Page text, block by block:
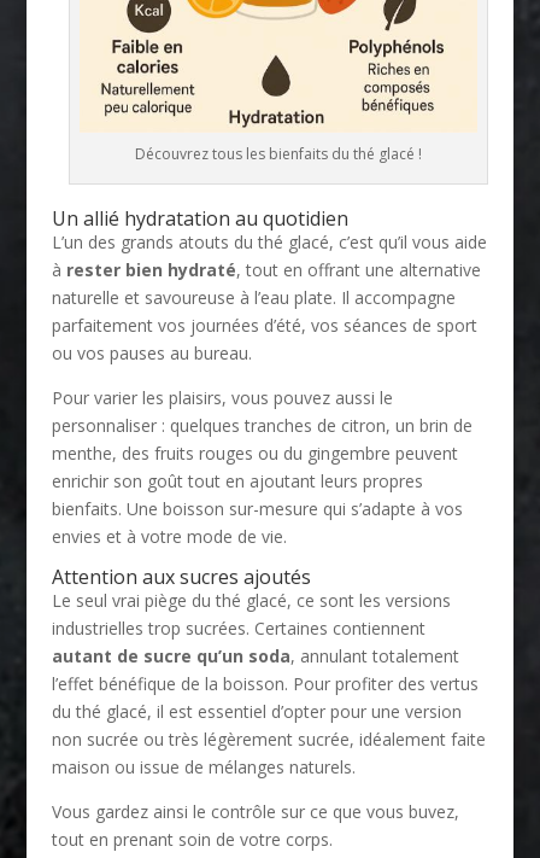
Découvrez tous les bienfaits du thé glacé !
Un allié hydratation au quotidien
L’un des grands atouts du thé glacé, c’est qu’il vous aide
à rester bien hydraté, tout en offrant une alternative
naturelle et savoureuse à l’eau plate. Il accompagne
parfaitement vos journées d’été, vos séances de sport
ou vos pauses au bureau.
Pour varier les plaisirs, vous pouvez aussi le
personnaliser : quelques tranches de citron, un brin de
menthe, des fruits rouges ou du gingembre peuvent
enrichir son goût tout en ajoutant leurs propres
bienfaits. Une boisson sur-mesure qui s’adapte à vos
envies et à votre mode de vie.
Attention aux sucres ajoutés
Le seul vrai piège du thé glacé, ce sont les versions
industrielles trop sucrées. Certaines contiennent
autant de sucre qu’un soda, annulant totalement
l’effet bénéfique de la boisson. Pour profiter des vertus
du thé glacé, il est essentiel d’opter pour une version
non sucrée ou très légèrement sucrée, idéalement faite
maison ou issue de mélanges naturels.
Vous gardez ainsi le contrôle sur ce que vous buvez,
tout en prenant soin de votre corps.